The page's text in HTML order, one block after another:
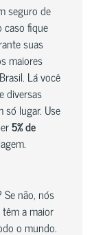
seguro de
caso fique
suas
maiores
Lá você
diversas
só lugar. Use
5% de
não, nós
têm a maior
o mundo.